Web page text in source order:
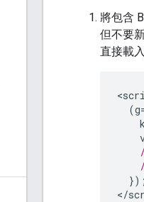
將包含
但不要
直接載
<
(g
});
</